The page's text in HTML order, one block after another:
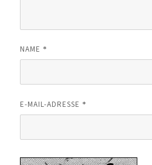
NAME *
E-MAIL-ADRESSE *